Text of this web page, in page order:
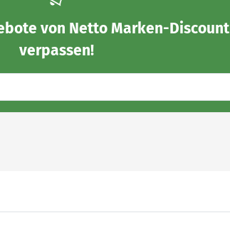
von Netto Marken-Discount
verpassen!